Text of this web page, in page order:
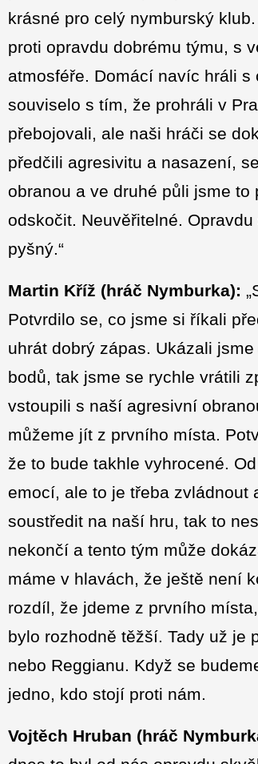
krásné pro celý nymburský
proti opravdu dobrému týmu, s
atmosféře. Domácí navíc hráli
souviselo s tím, že prohráli v
přebojovali, ale naši hráči se
předčili agresivitu a nasazení,
obranou a ve druhé půli jsme
odskočit. Neuvěřitelné.
pyšný.“
Martin Kříž (hráč Nymburka):
Potvrdilo se, co jsme si říkali
uhrát dobrý zápas. Ukázali
bodů, tak jsme se rychle vrátili
vstoupili s naší agresivní
můžeme jít z prvního místa.
že to bude takhle vyhrocené.
emocí, ale to je třeba zvládnout
soustředit na naší hru, tak to
nekončí a tento tým může
máme v hlavách, že ještě není
rozdíl, že jdeme z prvního
bylo rozhodně těžší. Tady už je
nebo Reggianu. Když se
jedno, kdo stojí proti nám.
Vojtěch Hruban (hráč